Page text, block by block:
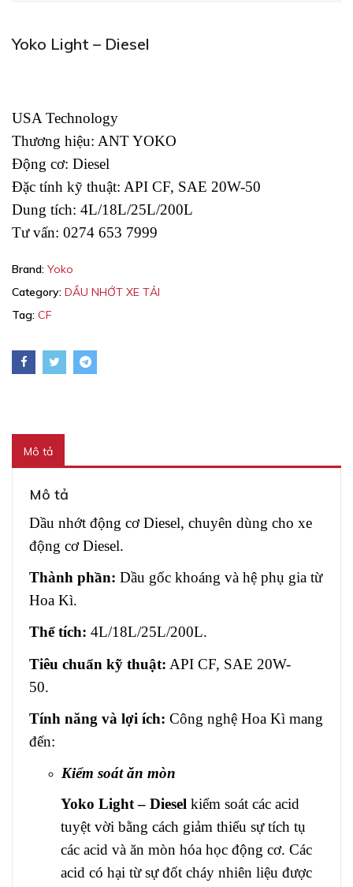
Yoko Light – Diesel
USA Technology
Thương hiệu: ANT YOKO
Động cơ: Diesel
Đặc tính kỹ thuật: API CF, SAE 20W-50
Dung tích: 4L/18L/25L/200L
Tư vấn: 0274 653 7999
Brand: Yoko
Category: DẦU NHỚT XE TẢI
Tag: CF
Mô tả
Mô tả
Dầu nhớt động cơ Diesel, chuyên dùng cho xe
động cơ Diesel.
Thành phần: Dầu gốc khoáng và hệ phụ gia từ
Hoa Kì.
Thể tích: 4L/18L/25L/200L.
Tiêu chuẩn kỹ thuật: API CF, SAE 20W-
50.
Tính năng và lợi ích: Công nghệ Hoa Kì mang
đến:
Kiểm soát ăn mòn
Yoko Light – Diesel kiểm soát các acid
tuyệt vời bằng cách giảm thiểu sự tích tụ
các acid và ăn mòn hóa học động cơ. Các
acid có hại từ sự đốt cháy nhiên liệu được